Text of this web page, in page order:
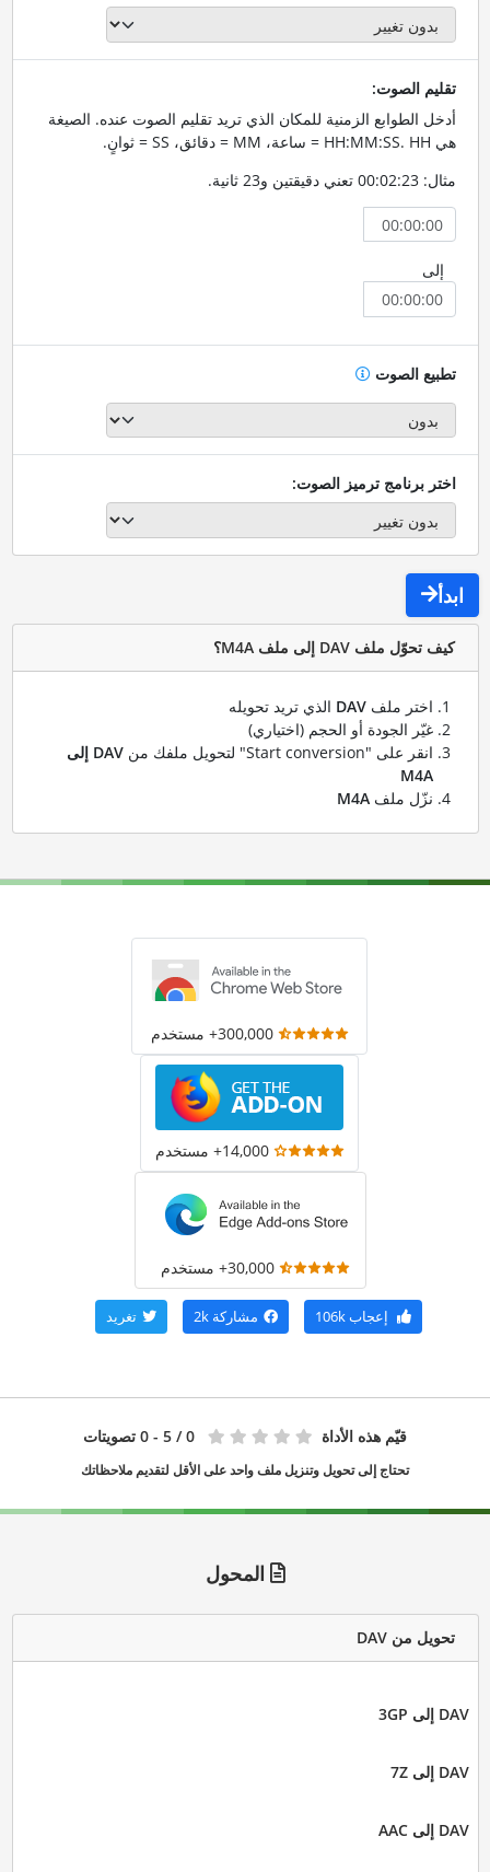
تقليم الصوت:
أدخل الطوابع الزمنية للمكان الذي تريد تقليم الصوت عنده. الصيغة
هي HH:MM:SS. HH = ساعة، MM = دقائق، SS = ثوانٍ.
مثال: 00:02:23 تعني دقيقتين و23 ثانية.
إلى
تطبيع الصوت
اختر برنامج ترميز الصوت:
ابدأ
كيف تحوّل ملف DAV إلى ملف M4A؟
اختر ملف DAVالذي تريد تحويله
غيّر الجودة أو الحجم (اختياري)
انقر على "Start conversion" لتحويل ملفك من
DAV إلى
M4A
نزّل ملف M4A
300,000+ مستخدم
14,000+ مستخدم
30,000+ مستخدم
إعجاب106k مشاركة 2k تغريد
قيّم هذه الأداة 0 / 5 - 0 تصويتات
تحتاج إلى تحويل وتنزيل ملف واحد على الأقل لتقديم ملاحظاتك
المحول
تحويل من DAV
DAV إلى 3GP
DAV إلى 7Z
DAV إلى AAC